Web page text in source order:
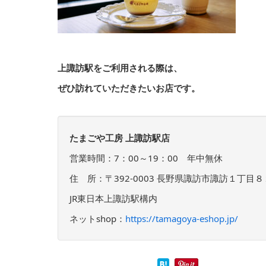
上諏訪駅をご利用される際は、
ぜひ訪れていただきたいお店です。
たまごや工房 上諏訪駅店
営業時間：7：00～19：00 年中無休
住 所：〒392-0003 長野県諏訪市諏訪１丁目８
JR東日本上諏訪駅構内
ネットshop： https://tamagoya-eshop.jp/